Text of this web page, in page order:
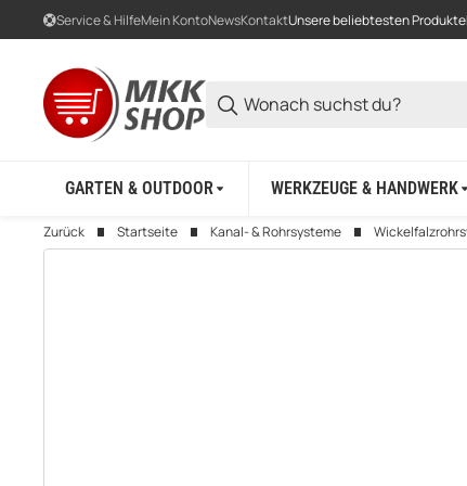
Service & HilfeMein KontoNewsKontaktUnsere beliebtesten Produkte
GARTEN & OUTDOOR WERKZEUGE & HANDWERK
Zurück Startseite Kanal- & Rohrsysteme